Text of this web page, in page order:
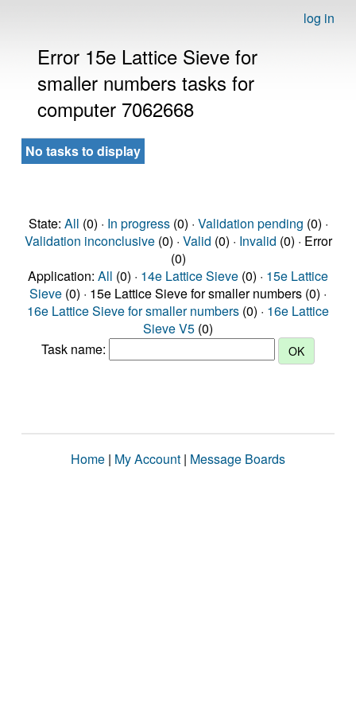
log in
Error 15e Lattice Sieve for
smaller numbers tasks for
computer 7062668
No tasks to display
State: All (0) · In progress(0) · Validation pending (0) ·
Validation inconclusive(0) · Valid (0) · Invalid (0) · Error
(0)
Application: All (0) · 14e Lattice Sieve (0) · 15e Lattice
Sieve (0) · 15e Lattice Sieve for smaller numbers (0) ·
16e Lattice Sieve for smaller numbers (0) · 16e Lattice
Sieve V5 (0)
Task name:
Home | My Account | Message Boards